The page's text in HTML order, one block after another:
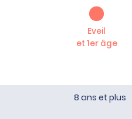
Eveil
et 1er âge
8 ans et plus